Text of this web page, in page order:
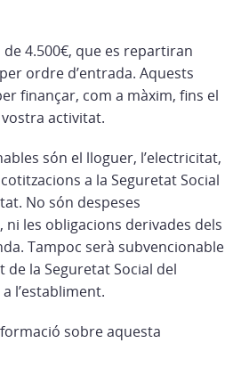
de 4.500€, que es repartiran
ordre d’entrada. Aquests
finançar, com a màxim, fins el
activitat.
són el lloguer, l’electricitat,
a la Seguretat Social
No són despeses
ni les obligacions derivades dels
Tampoc serà subvencionable
de la Seguretat Social del
l’establiment.
sobre aquesta